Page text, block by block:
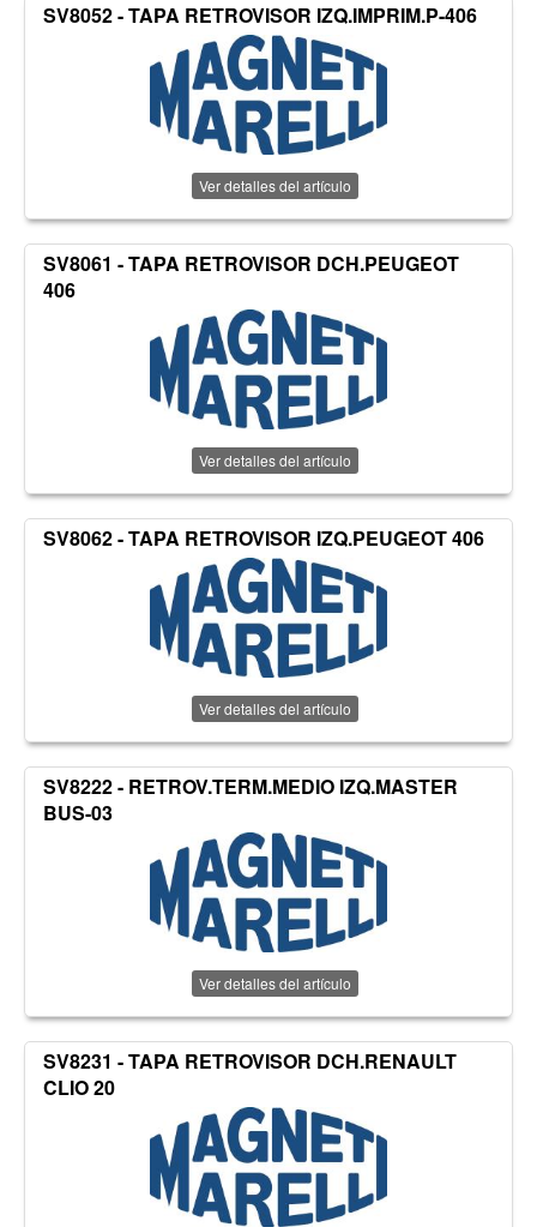
SV8052 - TAPA RETROVISOR IZQ.IMPRIM.P-406
Ver detalles del artículo
SV8061 - TAPA RETROVISOR DCH.PEUGEOT
406
Ver detalles del artículo
SV8062 - TAPA RETROVISOR IZQ.PEUGEOT 406
Ver detalles del artículo
SV8222 - RETROV.TERM.MEDIO IZQ.MASTER
BUS-03
Ver detalles del artículo
SV8231 - TAPA RETROVISOR DCH.RENAULT
CLIO 20